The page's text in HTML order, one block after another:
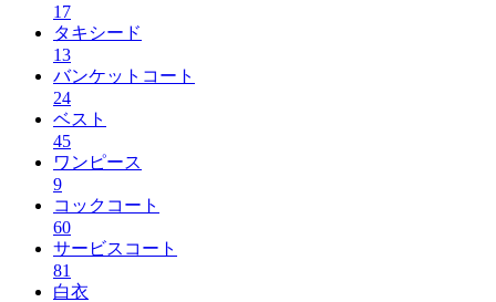
17
タキシード
13
バンケットコート
24
ベスト
45
ワンピース
9
コックコート
60
サービスコート
81
白衣